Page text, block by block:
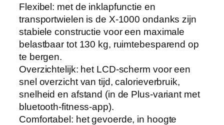
Flexibel: met de inklapfunctie en
transportwielen is de X-1000 ondanks zijn
stabiele constructie voor een maximale
belastbaar tot 130 kg, ruimtebesparend op
te bergen.
Overzichtelijk: het LCD-scherm voor een
snel overzicht van tijd, calorieverbruik,
snelheid en afstand (in de Plus-variant met
bluetooth-fitness-app).
Comfortabel: het gevoerde, in hoogte